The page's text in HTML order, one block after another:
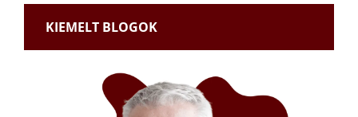
KIEMELT BLOGOK